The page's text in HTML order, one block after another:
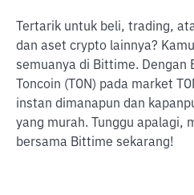
Tertarik untuk beli, trading,
dan aset crypto lainnya?
semuanya di Bittime. Dengan
Toncoin (TON) pada market
instan dimanapun dan
yang murah. Tunggu apalagi,
bersama Bittime sekarang!